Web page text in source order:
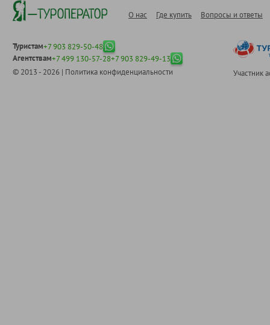
О нас Где купить Вопросы и ответы
Туристам+7 903 829-50-48
Агентствам+7 499 130-57-28+7 903 829-49-13
© 2013 - 2026 | Политика конфиденциальности Участник